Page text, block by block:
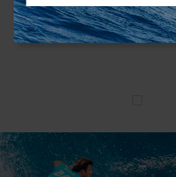
Camisa Rozich RVCA